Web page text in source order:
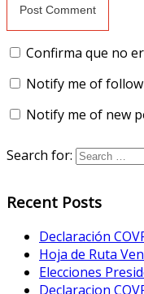
Confirma que no
Notify me of
Notify me of new
Search for:
Recent Posts
Declaración
Hoja de Ruta
Elecciones
Declaracion